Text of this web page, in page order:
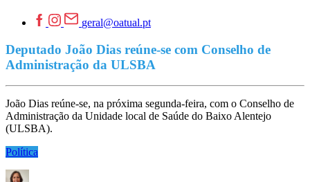
geral@oatual.pt
Deputado João Dias reúne-se com Conselho de
Administração da ULSBA
João Dias reúne-se, na próxima segunda-feira, com o Conselho de
Administração da Unidade local de Saúde do Baixo Alentejo
(ULSBA).
Política